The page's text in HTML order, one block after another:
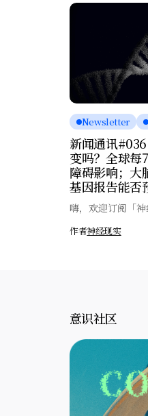
Newsletter
新闻通讯
变吗？全球每
障碍影响；大
基因报告能否
嗨，欢迎订阅「
作者神经现实
意识社区